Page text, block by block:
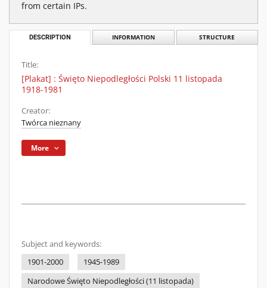
from certain IPs.
DESCRIPTION INFORMATION STRUCTURE
Title:
[Plakat] : Święto Niepodległości Polski 11 listopada
1918-1981
Creator:
Twórca nieznany
More
Subject and keywords:
1901-2000
1945-1989
Narodowe Święto Niepodległości (11 listopada)